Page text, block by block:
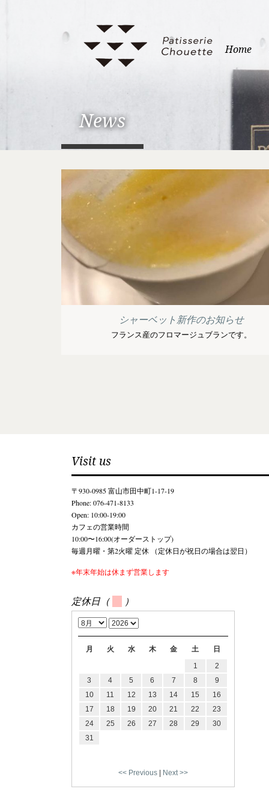
Home
News
シャーベット新作のお知らせ
フランス産のフロマージュブランです。
Visit us
〒930-0985 富山市田中町1-17-19
Phone: 076-471-8133
Open: 10:00-19:00
カフェの営業時間
10:00〜16:00(オーダーストップ)
毎週月曜・第2火曜 定休 （定休日が祝日の場合は翌日）
※年末年始は休まず営業します
定休日（ ）
月 火 水 木 金 土 日
<< Previous Next >>
1
2
3
4 5 6 7 8
9
10
11 12 13 14 15
16
17
18 19 20 21 22
23
24
25 26 27 28 29
30
31